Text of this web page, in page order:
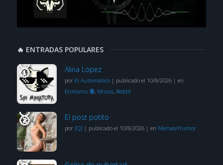
🔥 ENTRADAS POPULARES
Alina Lopez
por El Automático| publicado el 10/8/2026| en
Erotismo 🔞, Mozas, Reddit
El post potito
por [Q] | publicado el 10/8/2026| en Memes/Humor